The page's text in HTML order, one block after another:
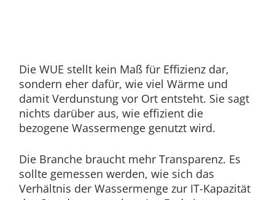
Die WUE stellt kein Maß für Effizienz dar,
sondern eher dafür, wie viel Wärme und
damit Verdunstung vor Ort entsteht. Sie sagt
nichts darüber aus, wie effizient die
bezogene Wassermenge genutzt wird.
Die Branche braucht mehr Transparenz. Es
sollte gemessen werden, wie sich das
Verhältnis der Wassermenge zur IT-Kapazität